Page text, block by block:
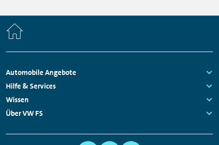
Fußzeilen
Navigation
Automobile Angebote
Links:
Hilfe & Services
Links:
Wissen
Links:
Über VW FS